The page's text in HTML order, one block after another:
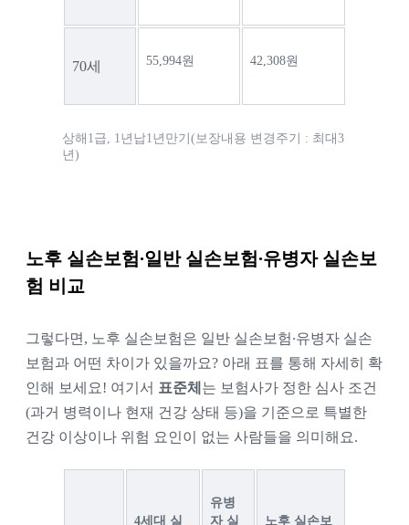
70세 55,994원 42,308원
상해1급,
1년납1년만기(보장내용 변경주기 : 최대3
년)
노후 실손보험∙일반 실손보험∙유병자 실손보
험 비교
그렇다면, 노후 실손보험은 일반 실손보험∙유병자 실손
보험과 어떤 차이가 있을까요? 아래 표를 통해 자세히 확
인해 보세요! 여기서 표준체 는 보험사가 정한 심사 조건
(과거 병력이나 현재 건강 상태 등)을 기준으로 특별한
건강 이상이나 위험 요인이 없는 사람들을 의미해요.
4세대 실
유병
자 실
노후 실손보